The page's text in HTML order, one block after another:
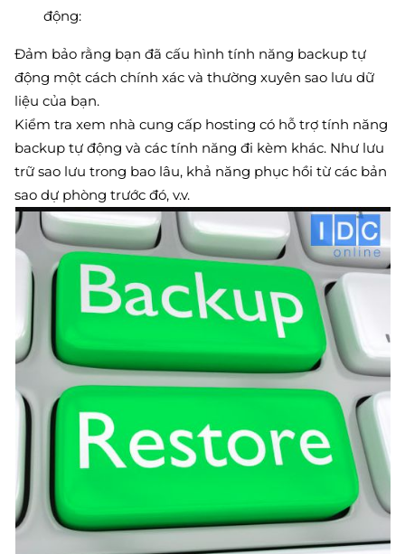
động:
Đảm bảo rằng bạn đã cấu hình tính năng backup tự
động một cách chính xác và thường xuyên sao lưu dữ
liệu của bạn.
Kiểm tra xem nhà cung cấp hosting có hỗ trợ tính năng
backup tự động và các tính năng đi kèm khác. Như lưu
trữ sao lưu trong bao lâu, khả năng phục hồi từ các bản
sao dự phòng trước đó, v.v.